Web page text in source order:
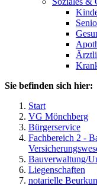
Sie befinden sich hier:
Start
VG Mönchberg
Bürgerservice
Fachbereich 2 -
Bauverwaltung/
Liegenschaften
notarielle